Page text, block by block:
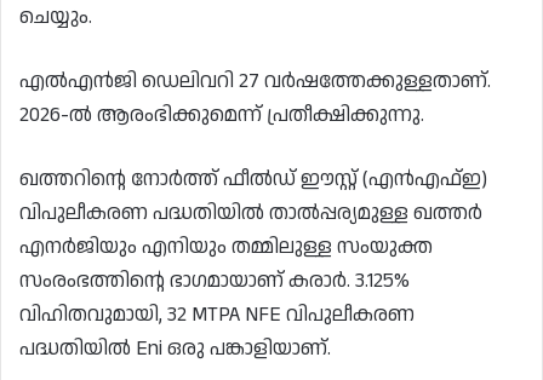
ചെയ്യും.
എൽഎൻജി ഡെലിവറി 27 വർഷത്തേക്കുള്ളതാണ്.
2026-ൽ ആരംഭിക്കുമെന്ന് പ്രതീക്ഷിക്കുന്നു.
ഖത്തറിന്റെ നോർത്ത് ഫീൽഡ് ഈസ്റ്റ് (എൻഎഫ്ഇ)
വിപുലീകരണ പദ്ധതിയിൽ താൽപ്പര്യമുള്ള ഖത്തർ
എനർജിയും എനിയും തമ്മിലുള്ള സംയുക്ത
സംരംഭത്തിന്റെ ഭാഗമായാണ് കരാർ. 3.125%
വിഹിതവുമായി, 32 MTPA NFE വിപുലീകരണ
പദ്ധതിയിൽ Eni ഒരു പങ്കാളിയാണ്.